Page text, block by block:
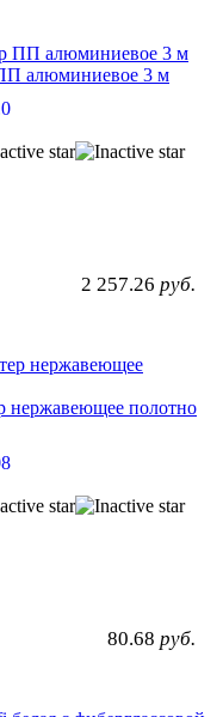
алюминиевое 3 м
2 257.26 руб.
нержавеющее полотно
80.68 руб.